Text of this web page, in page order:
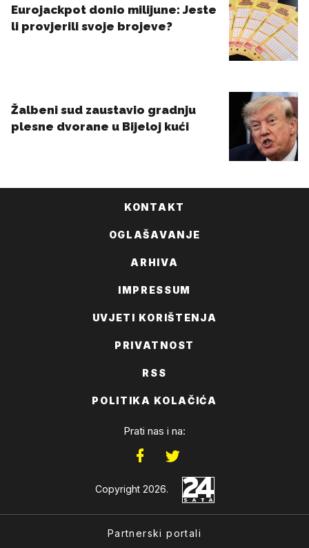
KONTAKT
OGLAŠAVANJE
ARHIVA
IMPRESSUM
UVJETI KORIŠTENJA
PRIVATNOST
RSS
POLITIKA KOLAČIĆA
Prati nas i na:
Copyright 2026.
Partnerski portali